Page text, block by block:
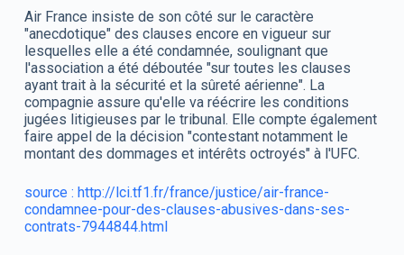
Air France insiste de son côté sur le caractère
"anecdotique" des clauses encore en vigueur sur
lesquelles elle a été condamnée, soulignant que
l'association a été déboutée "sur toutes les clauses
ayant trait à la sécurité et la sûreté aérienne". La
compagnie assure qu'elle va réécrire les conditions
jugées litigieuses par le tribunal. Elle compte également
faire appel de la décision "contestant notamment le
montant des dommages et intérêts octroyés" à l'UFC.
source : http://lci.tf1.fr/france/justice/air-france-
condamnee-pour-des-clauses-abusives-dans-ses-
contrats-7944844.html